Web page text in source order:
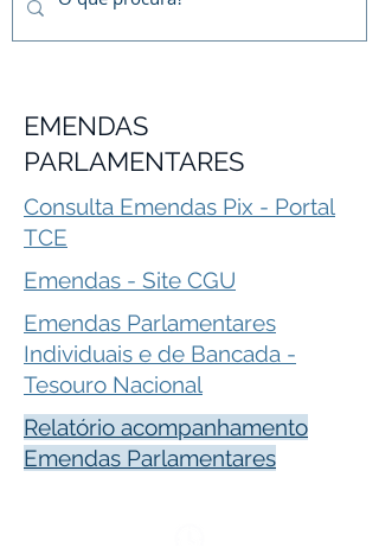
EMENDAS
PARLAMENTARES
Consulta Emendas Pix - Portal
TCE
Emendas - Site CGU
Emendas Parlamentares
Individuais e de Bancada -
Tesouro Nacional
Relatório acompanhamento
Emendas Parlamentares